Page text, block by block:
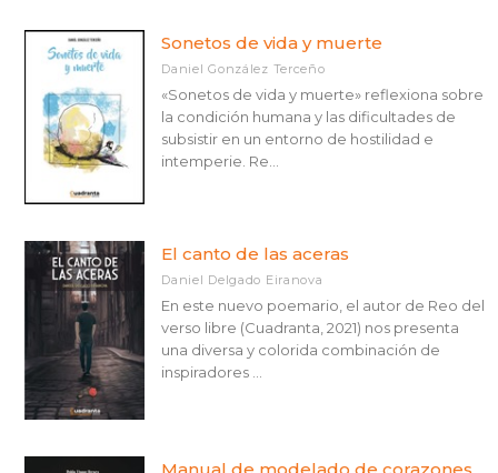
Sonetos de vida y muerte
Daniel González Terceño
«Sonetos de vida y muerte» reflexiona sobre
la condición humana y las dificultades de
subsistir en un entorno de hostilidad e
intemperie. Re...
El canto de las aceras
Daniel Delgado Eiranova
En este nuevo poemario, el autor de Reo del
verso libre (Cuadranta, 2021) nos presenta
una diversa y colorida combinación de
inspiradores ...